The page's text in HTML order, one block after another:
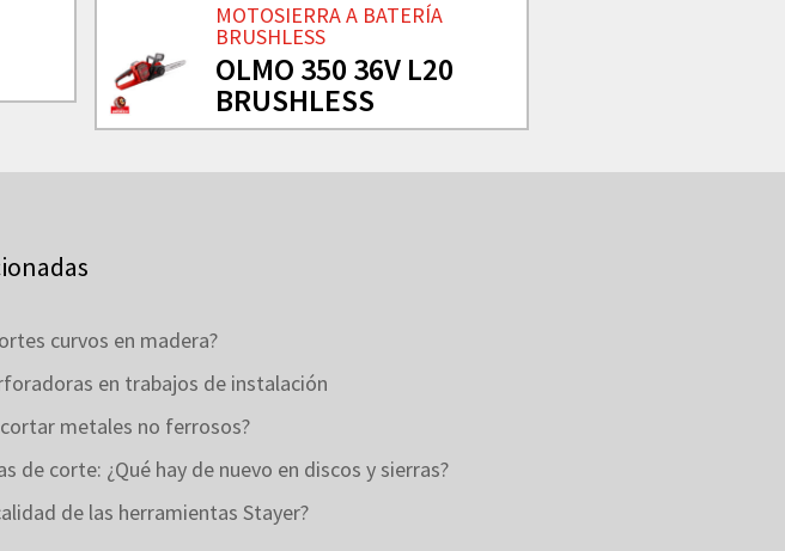
MOTOSIERRA A BATERÍA
BRUSHLESS
OLMO 350 36V L20
BRUSHLESS
curvos en madera?
en trabajos de instalación
metales no ferrosos?
de corte: ¿Qué hay de nuevo en discos y sierras?
de las herramientas Stayer?